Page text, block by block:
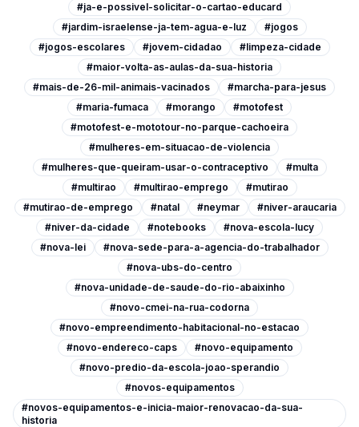
#ja-e-possivel-solicitar-o-cartao-educard
#jardim-israelense-ja-tem-agua-e-luz
#jogos
#jogos-escolares
#jovem-cidadao
#limpeza-cidade
#maior-volta-as-aulas-da-sua-historia
#mais-de-26-mil-animais-vacinados
#marcha-para-jesus
#maria-fumaca
#morango
#motofest
#motofest-e-mototour-no-parque-cachoeira
#mulheres-em-situacao-de-violencia
#mulheres-que-queiram-usar-o-contraceptivo
#multa
#multirao
#multirao-emprego
#mutirao
#mutirao-de-emprego
#natal #neymar
#niver-araucaria
#niver-da-cidade
#notebooks
#nova-escola-lucy
#nova-lei
#nova-sede-para-a-agencia-do-trabalhador
#nova-ubs-do-centro
#nova-unidade-de-saude-do-rio-abaixinho
#novo-cmei-na-rua-codorna
#novo-empreendimento-habitacional-no-estacao
#novo-endereco-caps
#novo-equipamento
#novo-predio-da-escola-joao-sperandio
#novos-equipamentos
#novos-equipamentos-e-inicia-maior-renovacao-da-sua-
historia